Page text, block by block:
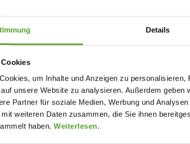
Details
um Inhalte und Anzeigen zu
unsere Website zu analysieren. Außerdem
Partner für soziale Medien, Werbung und
weiteren Daten zusammen, die Sie ihnen
haben. Weiterlesen.
an Ferienhäusern, Hütten und
kannst Du hier direkt und ganz bequem
sofort buchen.
- Dänemarks größtem